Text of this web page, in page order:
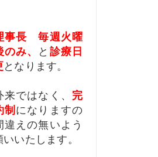
事長 毎週火曜
のみ、
と 診療日
となります。
来ではなく、 完
制 になりますの
違えの無いよう
いたします。